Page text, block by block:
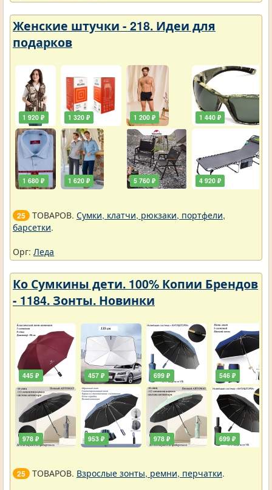
Женские штучки - 218. Идеи для
подарков
1 920 ₽
1 680 ₽
1 320 ₽
1 620 ₽
1 200 ₽
5 760 ₽
1 440 ₽
4 920 ₽
25 ТОВАРОВ. Сумки, клатчи, рюкзаки, портфели,
барсетки.
Орг: Леда
Ко Сумкины дети. 100% Копии Брендов
- 1184. Зонты. Новинки
445 ₽
978 ₽
457 ₽
953 ₽
699 ₽
978 ₽
546 ₽
699 ₽
25 ТОВАРОВ. Взрослые зонты, ремни, перчатки.